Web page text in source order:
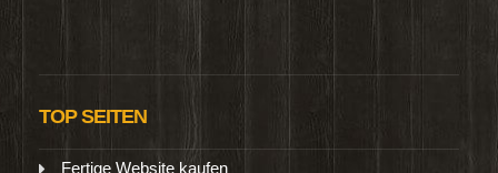
TOP SEITEN
Fertige Website kaufen